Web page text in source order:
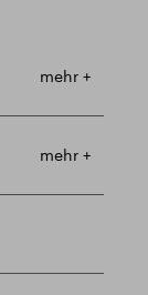
mehr +
mehr +